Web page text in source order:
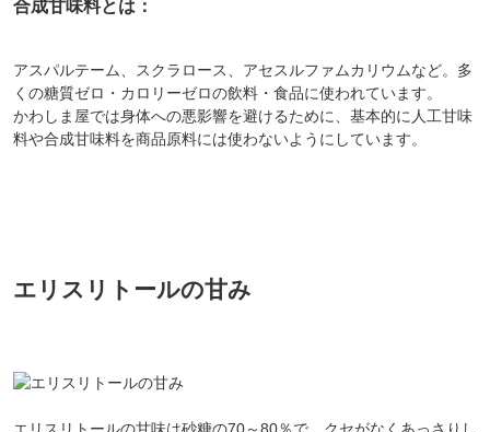
合成甘味料とは：
アスパルテーム、スクラロース、アセスルファムカリウムなど。多
くの糖質ゼロ・カロリーゼロの飲料・食品に使われています。
かわしま屋では身体への悪影響を避けるために、基本的に人工甘味
料や合成甘味料を商品原料には使わないようにしています。
エリスリトールの甘み
エリスリトールの甘味は砂糖の70～80％で、クセがなくあっさりし